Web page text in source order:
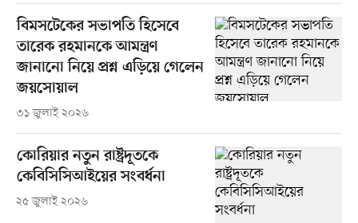
বিমসটেকের সভাপতি হিসেবে
তারেক রহমানকে আমন্ত্রণ
জানানো নিয়ে প্রশ্ন এড়িয়ে গেলেন
জয়সোয়াল
৩১ জুলাই ২০২৬
কোরিয়ার নতুন রাষ্ট্রদূতকে
কেবিসিসিআইয়ের সংবর্ধনা
২৫ জুলাই ২০২৬